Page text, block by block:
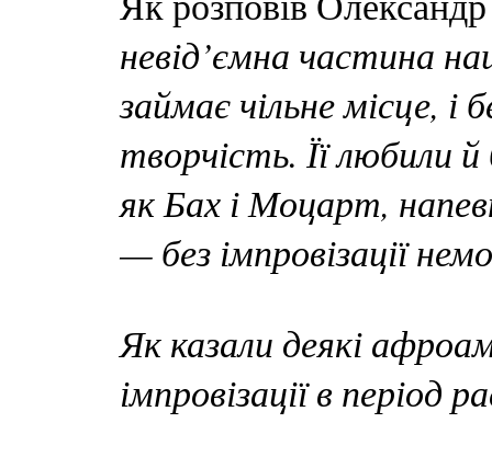
невід’ємна частина
займає чільне місце,
творчість. Її любили й
як Бах і Моцарт,
— без імпровізації
Як казали деякі
імпровізації в період